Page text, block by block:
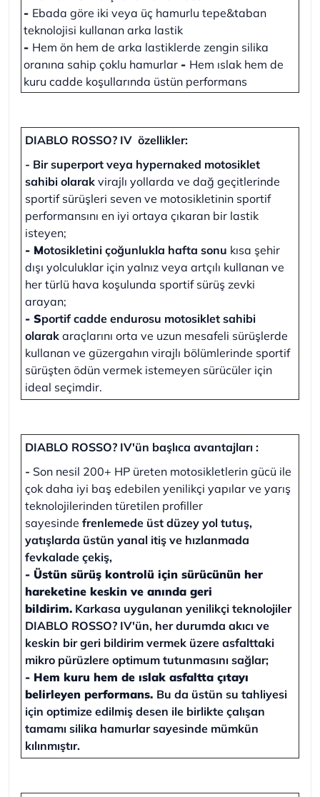
- Ebada göre iki veya üç hamurlu tepe&taban
teknolojisi kullanan arka lastik
- Hem ön hem de arka lastiklerde zengin silika
oranına sahip çoklu hamurlar - Hem ıslak hem de
kuru cadde koşullarında üstün performans
DIABLO ROSSO? IV özellikler:
- Bir superport veya hypernaked motosiklet
sahibi olarak virajlı yollarda ve dağ geçitlerinde
sportif sürüşleri seven ve motosikletinin sportif
performansını en iyi ortaya çıkaran bir lastik
isteyen;
- Motosikletini çoğunlukla hafta sonu kısa şehir
dışı yolculuklar için yalnız veya artçılı kullanan ve
her türlü hava koşulunda sportif sürüş zevki
arayan;
- Sportif cadde endurosu motosiklet sahibi
olarak araçlarını orta ve uzun mesafeli sürüşlerde
kullanan ve güzergahın virajlı bölümlerinde sportif
sürüşten ödün vermek istemeyen sürücüler için
ideal seçimdir.
DIABLO ROSSO? IV'ün başlıca avantajları :
- Son nesil 200+ HP üreten motosikletlerin gücü ile
çok daha iyi baş edebilen yenilikçi yapılar ve yarış
teknolojilerinden türetilen profiller
sayesinde frenlemede üst düzey yol tutuş,
yatışlarda üstün yanal itiş ve hızlanmada
fevkalade çekiş,
- Üstün sürüş kontrolü için sürücünün her
hareketine keskin ve anında geri
bildirim. Karkasa uygulanan yenilikçi teknolojiler
DIABLO ROSSO? IV'ün, her durumda akıcı ve
keskin bir geri bildirim vermek üzere asfalttaki
mikro pürüzlere optimum tutunmasını sağlar;
- Hem kuru hem de ıslak asfaltta çıtayı
belirleyen performans. Bu da üstün su tahliyesi
için optimize edilmiş desen ile birlikte çalışan
tamamı silika hamurlar sayesinde mümkün
kılınmıştır.